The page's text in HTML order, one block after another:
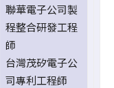
聯華電子公司製
程整合研發工程
師
台灣茂矽電子公
司專利工程師